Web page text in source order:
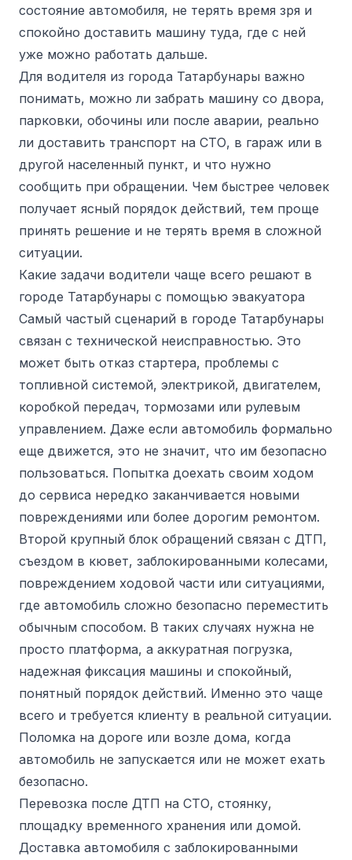
состояние автомобиля, не терять время зря и
спокойно доставить машину туда, где с ней
уже можно работать дальше.
Для водителя из города Татарбунары важно
понимать, можно ли забрать машину со двора,
парковки, обочины или после аварии, реально
ли доставить транспорт на СТО, в гараж или в
другой населенный пункт, и что нужно
сообщить при обращении. Чем быстрее человек
получает ясный порядок действий, тем проще
принять решение и не терять время в сложной
ситуации.
Какие задачи водители чаще всего решают в
городе Татарбунары с помощью эвакуатора
Самый частый сценарий в городе Татарбунары
связан с технической неисправностью. Это
может быть отказ стартера, проблемы с
топливной системой, электрикой, двигателем,
коробкой передач, тормозами или рулевым
управлением. Даже если автомобиль формально
еще движется, это не значит, что им безопасно
пользоваться. Попытка доехать своим ходом
до сервиса нередко заканчивается новыми
повреждениями или более дорогим ремонтом.
Второй крупный блок обращений связан с ДТП,
съездом в кювет, заблокированными колесами,
повреждением ходовой части или ситуациями,
где автомобиль сложно безопасно переместить
обычным способом. В таких случаях нужна не
просто платформа, а аккуратная погрузка,
надежная фиксация машины и спокойный,
понятный порядок действий. Именно это чаще
всего и требуется клиенту в реальной ситуации.
Поломка на дороге или возле дома, когда
автомобиль не запускается или не может ехать
безопасно.
Перевозка после ДТП на СТО, стоянку,
площадку временного хранения или домой.
Доставка автомобиля с заблокированными